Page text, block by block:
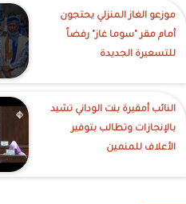
موزعو الغاز المنزلي يحتجون
أمام مقر "سوما غاز" رفضاً
للتسعيرة الجديدة
النائب أمقيرة بنت الوداني تشيد
بالإنجازات وتطالب بتوفير
الأعلاف للمنمين